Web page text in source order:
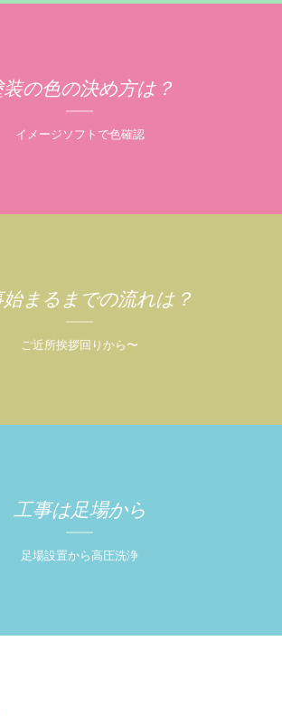
装の色の決め方は？
イメージソフトで色確認
始まるまでの流れは？
ご近所挨拶回りから〜
工事は足場から
足場設置から高圧洗浄